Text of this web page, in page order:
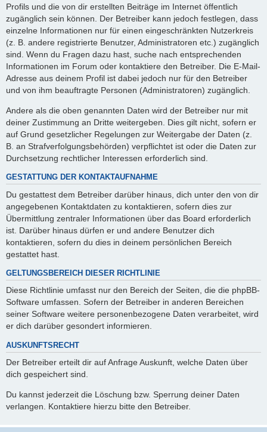
Profils und die von dir erstellten Beiträge im Internet öffentlich
zugänglich sein können. Der Betreiber kann jedoch festlegen, dass
einzelne Informationen nur für einen eingeschränkten Nutzerkreis
(z. B. andere registrierte Benutzer, Administratoren etc.) zugänglich
sind. Wenn du Fragen dazu hast, suche nach entsprechenden
Informationen im Forum oder kontaktiere den Betreiber. Die E-Mail-
Adresse aus deinem Profil ist dabei jedoch nur für den Betreiber
und von ihm beauftragte Personen (Administratoren) zugänglich.
Andere als die oben genannten Daten wird der Betreiber nur mit
deiner Zustimmung an Dritte weitergeben. Dies gilt nicht, sofern er
auf Grund gesetzlicher Regelungen zur Weitergabe der Daten (z.
B. an Strafverfolgungsbehörden) verpflichtet ist oder die Daten zur
Durchsetzung rechtlicher Interessen erforderlich sind.
GESTATTUNG DER KONTAKTAUFNAHME
Du gestattest dem Betreiber darüber hinaus, dich unter den von dir
angegebenen Kontaktdaten zu kontaktieren, sofern dies zur
Übermittlung zentraler Informationen über das Board erforderlich
ist. Darüber hinaus dürfen er und andere Benutzer dich
kontaktieren, sofern du dies in deinem persönlichen Bereich
gestattet hast.
GELTUNGSBEREICH DIESER RICHTLINIE
Diese Richtlinie umfasst nur den Bereich der Seiten, die die phpBB-
Software umfassen. Sofern der Betreiber in anderen Bereichen
seiner Software weitere personenbezogene Daten verarbeitet, wird
er dich darüber gesondert informieren.
AUSKUNFTSRECHT
Der Betreiber erteilt dir auf Anfrage Auskunft, welche Daten über
dich gespeichert sind.
Du kannst jederzeit die Löschung bzw. Sperrung deiner Daten
verlangen. Kontaktiere hierzu bitte den Betreiber.